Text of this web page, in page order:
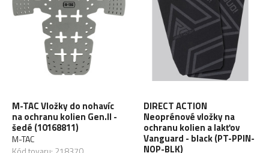
M-TAC Vložky do nohavíc
na ochranu kolien Gen.II -
šedé (10168811)
M-TAC
DIRECT ACTION
Neoprénové vložky na
ochranu kolien a lakťov
Vanguard - black (PT-PPIN-
NOP-BLK)